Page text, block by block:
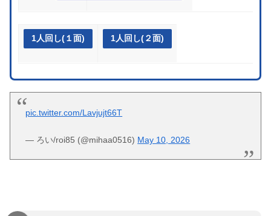
1人回し(１面) 1人回し(２面)
pic.twitter.com/Lavjujt66T
— ろい/roi85 (@mihaa0516) May 10, 2026